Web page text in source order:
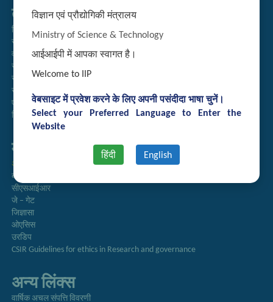
विज्ञान एवं प्रौद्योगिकी मंत्रालय
Ministry of Science & Technology
आईआईपी में आपका स्वागत है।
Welcome to IIP
वेबसाइट में प्रवेश करने के लिए अपनी पसंदीदा भाषा चुनें।
Select your Preferred Language to Enter the
Website
हिंदी English
तुरत लिंक्स
निदेशिका
समाचारपत्र
वार्षिक प्रतिवेदन
राजभाषा अनुभाग
सूचना का अधिकार
सीएसआईआर
एसीएसआईआर
हिंदी पत्रिका
महत्वपूर्ण लिंक्स
अनुसन्धान
बायोडीजल एसोसिएशन ऑफ इंडिया
सीएसआईआर
जे – गेट
जिज्ञासा
ओएसिस
उरडिप
CSIR Guidelines for ethics in Research and governance
अन्य लिंक्स
वार्षिक अचल संपत्ति विवरणी